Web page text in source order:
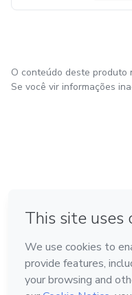
O conteúdo deste produto
Se você vir informações
Feito com ❤ na Cidade